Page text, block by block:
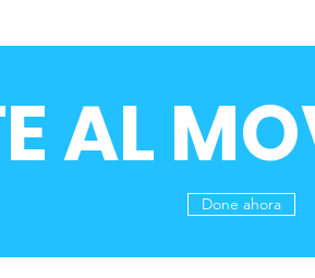
AL
Done ahora